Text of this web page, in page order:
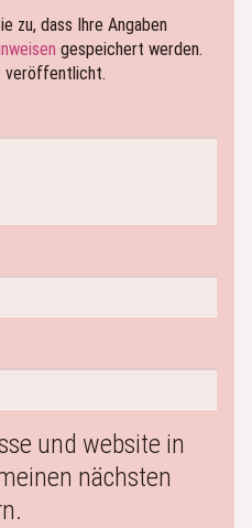
zu, dass Ihre Angaben
gespeichert werden.
veröffentlicht.
und website in
nächsten